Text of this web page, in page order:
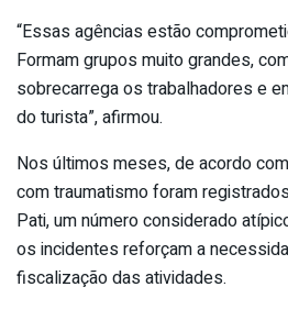
“Essas agências estão
Formam grupos muito grandes,
sobrecarrega os trabalhadores e
do turista”, afirmou.
Nos últimos meses, de acordo
com traumatismo foram
Pati, um número considerado
os incidentes reforçam a
fiscalização das atividades.